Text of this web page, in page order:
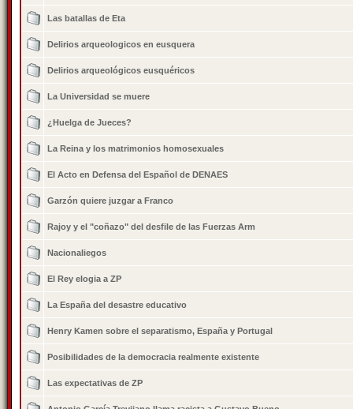
Las batallas de Eta
Delirios arqueologicos en eusquera
Delirios arqueológicos eusquéricos
La Universidad se muere
¿Huelga de Jueces?
La Reina y los matrimonios homosexuales
El Acto en Defensa del Español de DENAES
Garzón quiere juzgar a Franco
Rajoy y el "coñazo" del desfile de las Fuerzas Arm
Nacionaliegos
El Rey elogia a ZP
La España del desastre educativo
Henry Kamen sobre el separatismo, España y Portugal
Posibilidades de la democracia realmente existente
Las expectativas de ZP